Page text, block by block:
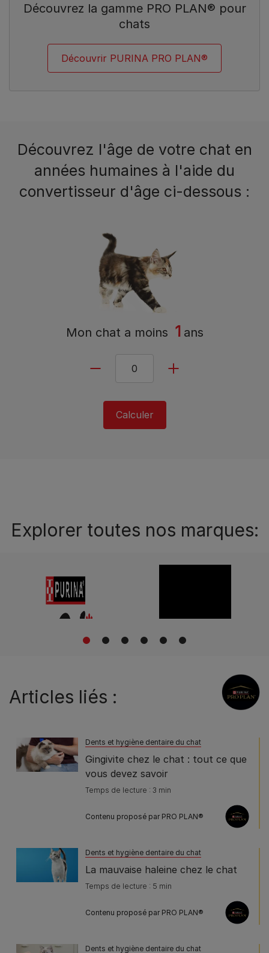
Découvrez la gamme PRO PLAN® pour
chats
Découvrir PURINA PRO PLAN®
Découvrez l'âge de votre chat en
années humaines à l'aide du
convertisseur d'âge ci-dessous :
Mon chat a moins 1 ans
Calculer
Explorer toutes nos marques:
1 2 3 4 5 6
Articles liés :
Dents et hygiène dentaire du chat
Gingivite chez le chat : tout ce que
vous devez savoir
Temps de lecture : 3 min
Contenu proposé par PRO PLAN®
Dents et hygiène dentaire du chat
La mauvaise haleine chez le chat
Temps de lecture : 5 min
Contenu proposé par PRO PLAN®
Dents et hygiène dentaire du chat